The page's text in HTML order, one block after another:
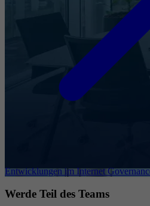
Entwicklungen im Internet
Werde Teil des Teams